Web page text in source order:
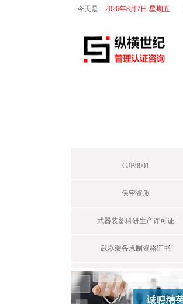
今天是： 2026年8月7日 星期五
GJB9001
保密资质
武器装备科研生产许可证
武器装备承制资格证书